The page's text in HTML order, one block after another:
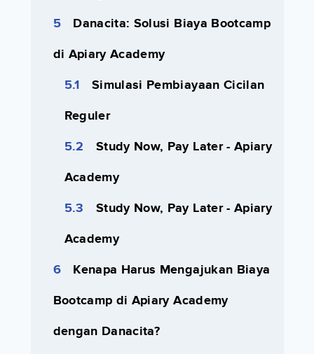
Danacita: Solusi Biaya Bootcamp
di Apiary Academy
Simulasi Pembiayaan Cicilan
Reguler
Study Now, Pay Later - Apiary
Academy
Study Now, Pay Later - Apiary
Academy
Kenapa Harus Mengajukan Biaya
Bootcamp di Apiary Academy
dengan Danacita?